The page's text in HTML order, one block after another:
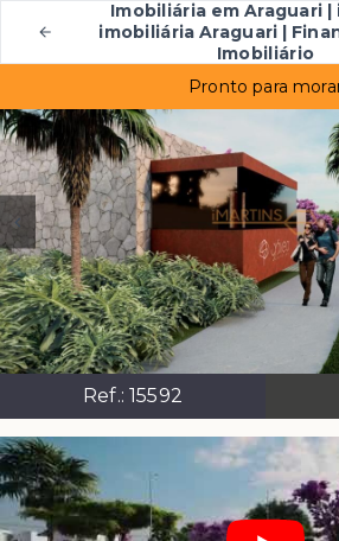
Imobiliária em Araguari |
imobiliária Araguari |
Imobiliário
Ref.: 15592
Pronto para